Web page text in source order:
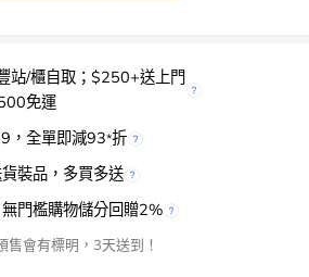
站/櫃自取；$250+送上門
免運
，全單即減93*折
裝品，多買多送
門檻購物儲分回贈2%
會有標明，3天送到！